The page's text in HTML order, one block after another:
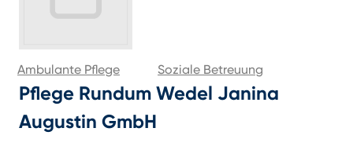
Ambulante Pflege Soziale Betreuung
Pflege Rundum Wedel Janina
Augustin GmbH